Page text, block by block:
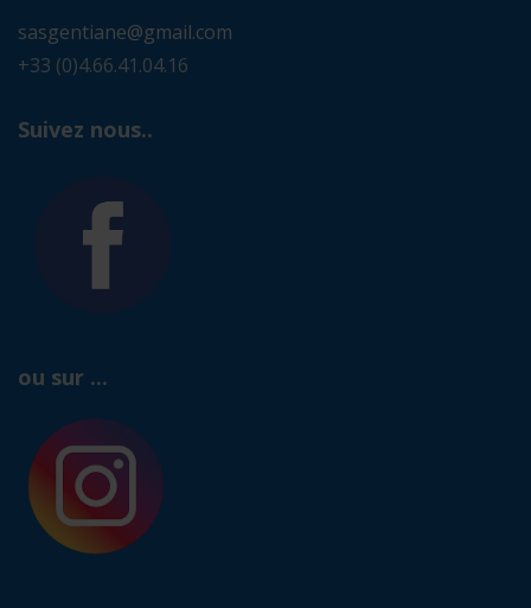
sasgentiane@gmail.com
+33 (0)4.66.41.04.16
Suivez nous..
ou sur ...